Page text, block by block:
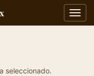
seleccionado.